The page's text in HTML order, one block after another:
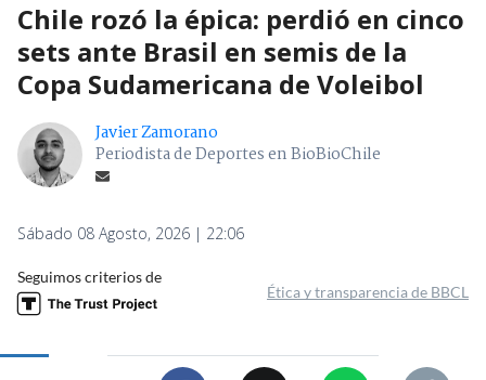
Chile rozó la épica: perdió en cinco
sets ante Brasil en semis de la
Copa Sudamericana de Voleibol
Javier Zamorano
Periodista de Deportes en BioBioChile
Sábado 08 Agosto, 2026 | 22:06
Seguimos criterios de
Ética y transparencia de BBCL